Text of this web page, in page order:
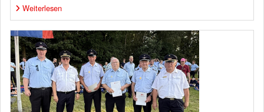
Weiterlesen